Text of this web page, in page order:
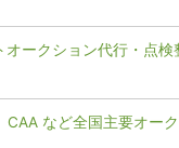
ークション代行・点
CAA など全国主要オー